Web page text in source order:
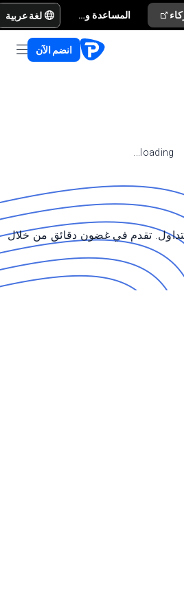
المساعدة والدعم لغة عربية
انضم الآن
loading...
تقدم في غضون دقائق من خلال